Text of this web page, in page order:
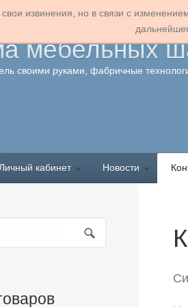
мебельных
своими руками, фабричные
кабинет Новости
извинения, но в связи с